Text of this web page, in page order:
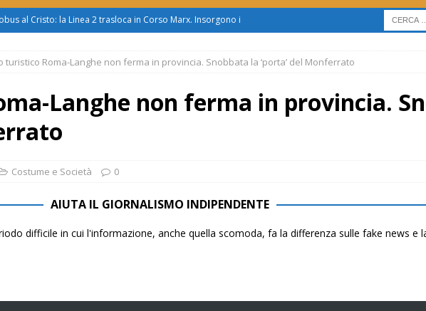
al Cristo: la Linea 2 trasloca in Corso Marx. Insorgono i
da Torino al Pam di Alessandria: “Ci vogliono
il sindaco esplode: “Comunicazione vergognosa,
turistico Roma-Langhe non ferma in provincia. Snobbata la ‘porta’ del Monferrato
Langhe non ferma in provincia.
Costume e Società 0
AIUTA IL GIORNALISMO INDIPENDENTE
difficile in cui l'informazione, anche quella scomoda, fa la differenza sulle fake news e